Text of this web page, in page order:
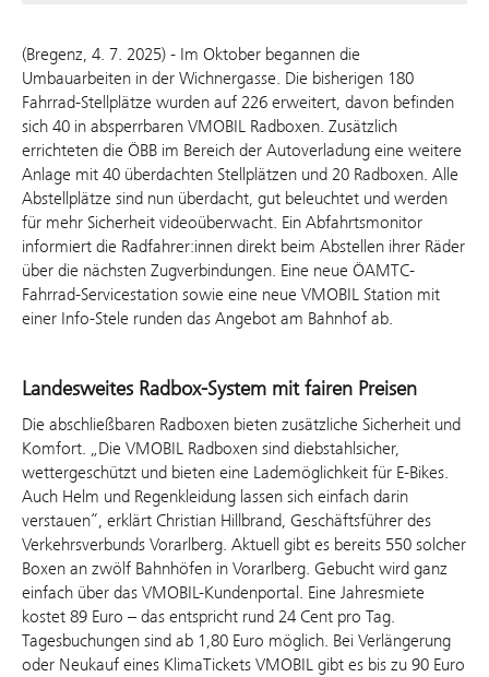
(Bregenz, 4. 7. 2025) - Im Oktober begannen die
Umbauarbeiten in der Wichnergasse. Die bisherigen 180
Fahrrad-Stellplätze wurden auf 226 erweitert, davon befinden
sich 40 in absperrbaren VMOBIL Radboxen. Zusätzlich
errichteten die ÖBB im Bereich der Autoverladung eine weitere
Anlage mit 40 überdachten Stellplätzen und 20 Radboxen. Alle
Abstellplätze sind nun überdacht, gut beleuchtet und werden
für mehr Sicherheit videoüberwacht. Ein Abfahrtsmonitor
informiert die Radfahrer:innen direkt beim Abstellen ihrer Räder
über die nächsten Zugverbindungen. Eine neue ÖAMTC-
Fahrrad-Servicestation sowie eine neue VMOBIL Station mit
einer Info-Stele runden das Angebot am Bahnhof ab.
Landesweites Radbox-System mit fairen Preisen
Die abschließbaren Radboxen bieten zusätzliche Sicherheit und
Komfort. „Die VMOBIL Radboxen sind diebstahlsicher,
wettergeschützt und bieten eine Lademöglichkeit für E-Bikes.
Auch Helm und Regenkleidung lassen sich einfach darin
verstauen“, erklärt Christian Hillbrand, Geschäftsführer des
Verkehrsverbunds Vorarlberg. Aktuell gibt es bereits 550 solcher
Boxen an zwölf Bahnhöfen in Vorarlberg. Gebucht wird ganz
einfach über das VMOBIL-Kundenportal. Eine Jahresmiete
kostet 89 Euro – das entspricht rund 24 Cent pro Tag.
Tagesbuchungen sind ab 1,80 Euro möglich. Bei Verlängerung
oder Neukauf eines KlimaTickets VMOBIL gibt es bis zu 90 Euro